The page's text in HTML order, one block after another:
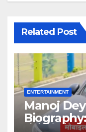
Related Post
ENTERTAINMENT
Manoj
Biography: